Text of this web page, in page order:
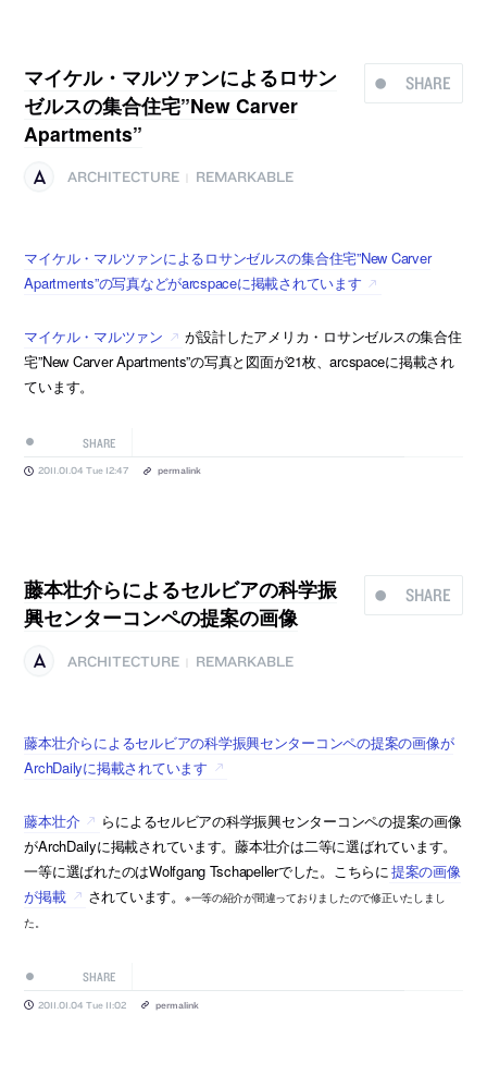
SHARE
マイケル・マルツァンによるロサン
ゼルスの集合住宅”New Carver
Apartments”
ARCHITECTURE REMARKABLE
マイケル・マルツァンによるロサンゼルスの集合住宅”New Carver
Apartments”の写真などがarcspaceに掲載されています
マイケル・マルツァン
が設計したアメリカ・ロサンゼルスの集合住
宅”New Carver Apartments”の写真と図面が21枚、arcspaceに掲載され
ています。
SHARE
2011.01.04 Tue 12:47 permalink
SHARE
藤本壮介らによるセルビアの科学振
興センターコンペの提案の画像
ARCHITECTURE REMARKABLE
藤本壮介らによるセルビアの科学振興センターコンペの提案の画像が
ArchDailyに掲載されています
藤本壮介
らによるセルビアの科学振興センターコンペの提案の画像
がArchDailyに掲載されています。藤本壮介は二等に選ばれています。
一等に選ばれたのはWolfgang Tschapellerでした。こちらに提案の画像
が掲載
されています。
※一等の紹介が間違っておりましたので修正いたしまし
た。
SHARE
2011.01.04 Tue 11:02 permalink